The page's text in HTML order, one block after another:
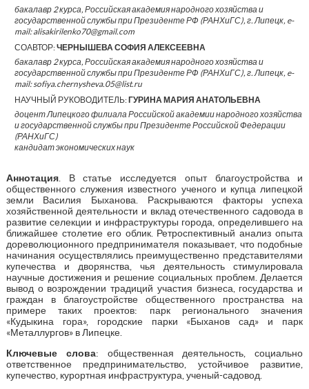
бакалавр 2 курса, Российская академия народного хозяйства и
государственной службы при Президенте РФ (РАНХиГС), г. Липецк, e-
mail: alisakirilenko70@gmail.com
СОАВТОР:ЧЕРНЫШЕВА СОФИЯ АЛЕКСЕЕВНА
бакалавр 2 курса, Российская академия народного хозяйства и
государственной службы при Президенте РФ (РАНХиГС), г. Липецк, e-
mail: sofiya.chernysheva.05@list.ru
НАУЧНЫЙ РУКОВОДИТЕЛЬ:ГУРИНА МАРИЯ АНАТОЛЬЕВНА
доцент Липецкого филиала Российской академии народного хозяйства
и государственной службы при Президенте Российской Федерации
(РАНХиГС)
кандидат экономических наук
Аннотация. В статье исследуется опыт благоустройства и
общественного служения известного ученого и купца липецкой
земли Василия Быханова. Раскрываются факторы успеха
хозяйственной деятельности и вклад отечественного садовода в
развитие селекции и инфраструктуры города, определившего на
ближайшее столетие его облик. Ретроспективный анализ опыта
дореволюционного предпринимателя показывает, что подобные
начинания осуществлялись преимущественно представителями
купечества и дворянства, чья деятельность стимулировала
научные достижения и решение социальных проблем. Делается
вывод о возрождении традиций участия бизнеса, государства и
граждан в благоустройстве общественного пространства на
примере таких проектов: парк регионального значения
«Кудыкина гора», городские парки «Быханов сад» и парк
«Металлургов» в Липецке.
Ключевые слова: общественная деятельность, социально
ответственное предпринимательство, устойчивое развитие,
купечество, курортная инфраструктура, ученый-садовод.